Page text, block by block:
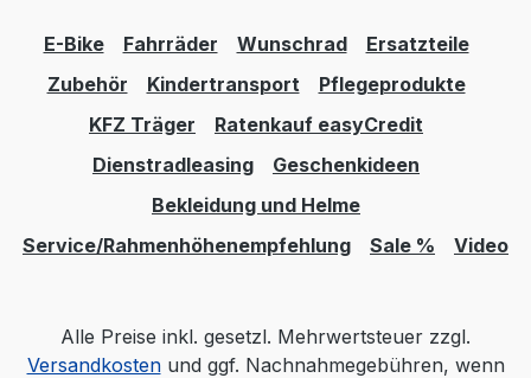
E-Bike Fahrräder Wunschrad
Ersatzteile
Zubehör
Kindertransport
Pflegeprodukte
KFZ Träger
Ratenkauf easyCredit
Dienstradleasing
Geschenkideen
Bekleidung und Helme
Service/Rahmenhöhenempfehlung
Sale % Video
Alle Preise inkl. gesetzl. Mehrwertsteuer zzgl.
Versandkostenund ggf. Nachnahmegebühren, wenn